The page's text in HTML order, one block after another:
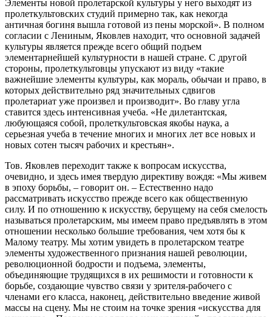
Элементы новой пролетарской культуры у него выходят из
пролеткультовских студий примерно так, как некогда
античная богиня вышла готовой из пены морской». В полном
согласии с Лениным, Яковлев находит, что основной задачей
культуры является прежде всего общий подъем
элементарнейшей культурности в нашей стране. С другой
стороны, пролеткультовцы упускают из виду «такие
важнейшие элементы культуры, как мораль, обычаи и право, в
которых действительно ряд значительных сдвигов
пролетариат уже произвел и производит». Во главу угла
ставится здесь интенсивная учеба. «Не дилетантская,
любующаяся собой, пролеткультовская якобы наука, а
серьезная учеба в течение многих и многих лет все новых и
новых сотен тысяч рабочих и крестьян».
Тов. Яковлев переходит также к вопросам искусства,
очевидно, и здесь имея твердую директиву вождя: «Мы живем
в эпоху борьбы, – говорит он. – Естественно надо
рассматривать искусство прежде всего как общественную
силу. И по отношению к искусству, берущему на себя смелость
называться пролетарским, мы имеем право предъявлять в этом
отношении несколько большие требования, чем хотя бы к
Малому театру. Мы хотим увидеть в пролетарском театре
элементы художественного признания нашей революции,
революционной бодрости и подъема, элементы,
объединяющие трудящихся в их решимости и готовности к
борьбе, создающие чувство связи у зрителя-рабочего с
членами его класса, наконец, действительно введение живой
массы на сцену. Мы не стоим на точке зрения «искусства для